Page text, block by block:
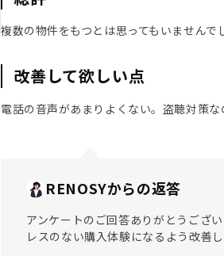
複数の物件をもつとは思ってもいません
改善して欲しい点
電話の音声があまりよくない。盗聴対策
RENOSYからの返答
アンケートのご回答ありがとうござ
レスのない購入体験になるよう改善